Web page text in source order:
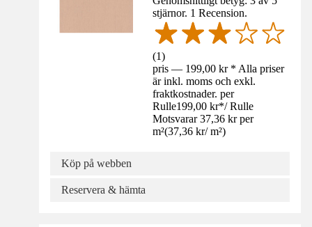
stjärnor. 1 Recension.
(1)
pris — 199,00 kr * Alla priser
är inkl. moms och exkl.
fraktkostnader. per
Rulle199,00 kr*/ Rulle
Motsvarar 37,36 kr per
m²(37,36 kr/ m²)
Köp på webben
Reservera & hämta